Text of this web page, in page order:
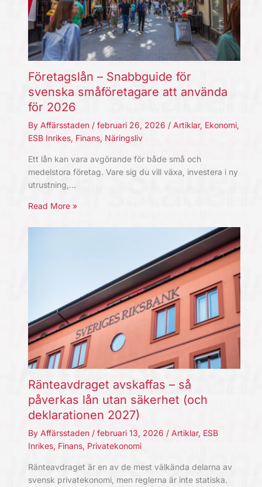
Företagslån – Snabbguide för
svenska småföretagare att använda
för 2026
By Affärsstaden / februari 26, 2026 / Artiklar, Ekonomi,
ESB Inrikes, Finans, Näringsliv
Ett lån kan vara avgörande för både små och
medelstora företag. Vare sig du vill växa, investera i ny
utrustning,…
Read More »
Ränteavdraget avskaffas – så
påverkas lån utan säkerhet (och
deklarationen 2027)
By Affärsstaden / februari 13, 2026 / Artiklar, ESB
Inrikes, Finans, Privatekonomi
Ränteavdraget är en av de mest välkända delarna av
svensk privatekonomi, men reglerna är inte statiska.